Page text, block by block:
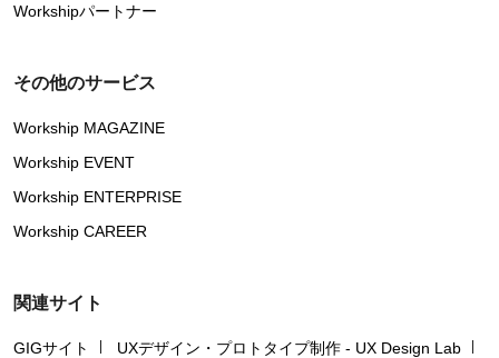
Workshipパートナー
その他のサービス
Workship MAGAZINE
Workship EVENT
Workship ENTERPRISE
Workship CAREER
関連サイト
GIGサイト
UXデザイン・プロトタイプ制作 - UX Design Lab